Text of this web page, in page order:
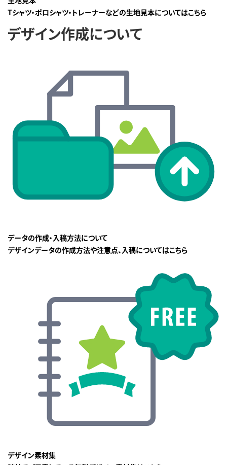
Tシャツ・ポロシャツ・トレーナーなどの生地見本についてはこちら
デザイン作成について
データの作成・入稿方法について
デザインデータの作成方法や注意点、入稿についてはこちら
デザイン素材集